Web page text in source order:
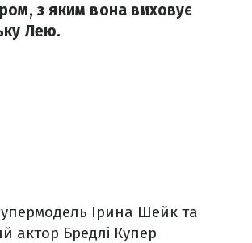
з яким вона виховує
Лею.
Ірина Шейк та
актор Бредлі Купер